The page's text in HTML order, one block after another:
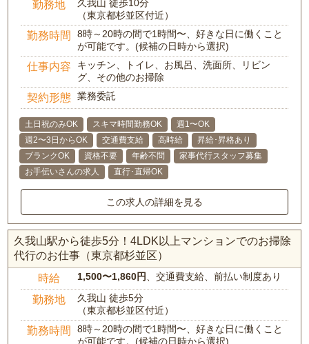
勤務地
久我山 徒歩10分
（東京都杉並区付近）
勤務時間
8時～20時の間で1時間〜、好きな日に働くこと
が可能です。(候補の日時から選択)
仕事内容
キッチン、トイレ、お風呂、洗面所、リビン
グ、その他のお掃除
契約形態 業務委託
土日祝のみOK スキマ時間勤務OK
週1〜OK
週2〜3日からOK
交通費支給 高時給
昇給･昇格あり
ブランクOK
資格不要 年齢不問
家事代行スタッフ募集
お手伝いさんの求人
直行･直帰OK
この求人の詳細を見る
久我山駅から徒歩5分！4LDK以上マンションでのお掃除
代行のお仕事（東京都杉並区）
時給 1,500〜1,860円、交通費支給、前払い制度あり
勤務地
久我山 徒歩5分
（東京都杉並区付近）
勤務時間
8時～20時の間で1時間〜、好きな日に働くこと
が可能です。(候補の日時から選択)